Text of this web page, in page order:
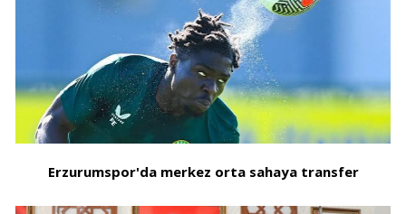
Erzurumspor'da merkez orta sahaya transfer